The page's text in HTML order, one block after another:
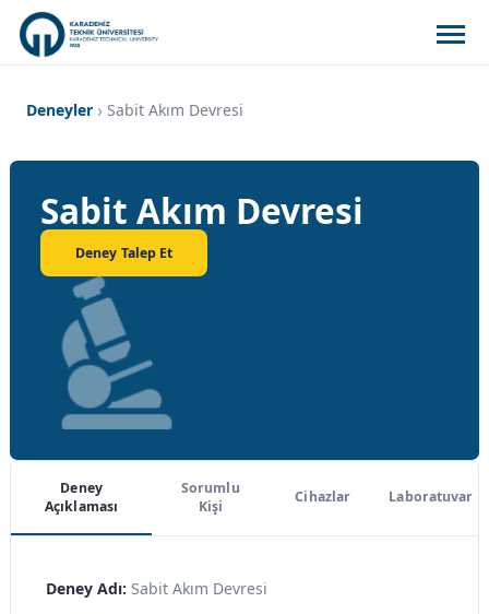
Deneyler Sabit Akım Devresi
Sabit Akım Devresi
Deney Talep Et
Deney
Açıklaması
Sorumlu
Kişi
Cihazlar Laboratuvar
Deney Adı: Sabit Akım Devresi